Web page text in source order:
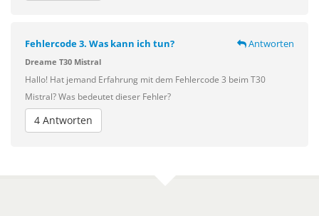
Fehlercode 3. Was kann ich tun? Antworten
Dreame T30 Mistral
Hallo! Hat jemand Erfahrung mit dem Fehlercode 3 beim T30
Mistral? Was bedeutet dieser Fehler?
4 Antworten